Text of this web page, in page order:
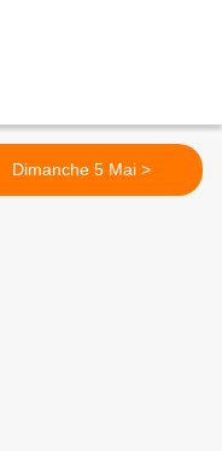
Dimanche 5 Mai >